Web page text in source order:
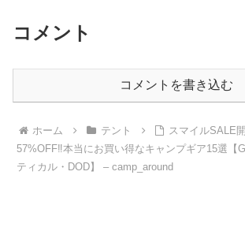
コメント
コメントを書き込む
ホーム テント
スマイルSALE
57%OFF‼️本当にお買い得なキャンプギア15選【
ティカル・DOD】 – camp_around